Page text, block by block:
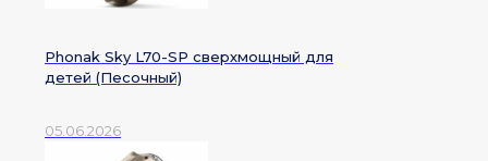
Phonak Sky L70-SP сверхмощный для
детей (Песочный)
05.06.2026